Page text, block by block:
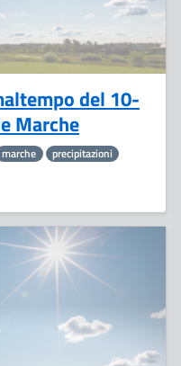
del 10-
Marche
marche
precipitazioni